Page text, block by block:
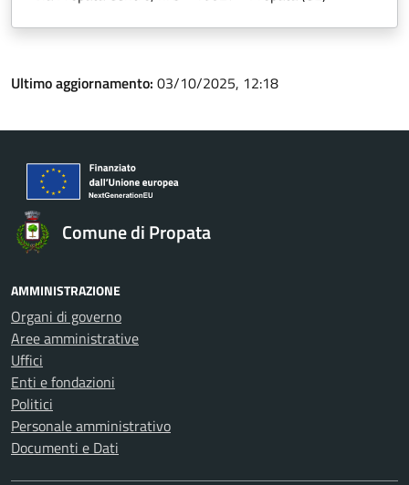
Ultimo aggiornamento: 03/10/2025, 12:18
Comune di Propata
AMMINISTRAZIONE
Organi di governo
Aree amministrative
Uffici
Enti e fondazioni
Politici
Personale amministrativo
Documenti e Dati